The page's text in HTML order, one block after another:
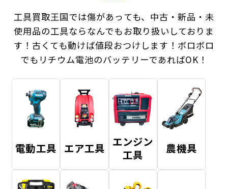
工具買取王国では傷があっても、中古・新品・未
使用品の工具ならなんでもお取り扱いしておりま
す！ 古くても動けば値段おつけします！ボロボロ
でもリチウム電池のバッテリーであればOK！
電動工具 エア工具 エンジン
工具
農機具